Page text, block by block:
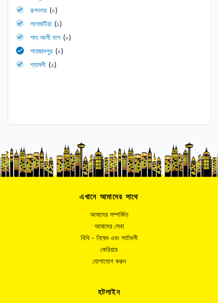
রূপনগর (০)
লালমাটিয়া (১)
শাহ আলী বাগ (০)
শাহজাদপুর (০)
শ্যামলী (২)
এখানে আমাদের সাথে
আমাদের সম্পর্কিত
আমাদের সেবা
বিধি - নিষেধ এবং শর্তাবলী
কেরিয়ার
যোগাযোগ করুন
হটলাইন